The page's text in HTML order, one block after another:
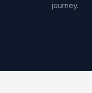
journey.